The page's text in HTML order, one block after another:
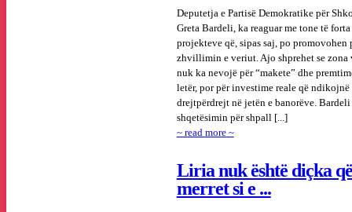
Deputetja e Partisë Demokratike për
Greta Bardeli, ka reaguar me tone të
projekteve që, sipas saj, po promovohen
zhvillimin e veriut. Ajo shprehet se zona
nuk ka nevojë për “makete” dhe
letër, por për investime reale që ndikojnë
drejtpërdrejt në jetën e banorëve. Bardeli
shqetësimin për shpall [...]
~ read more ~
Liria nuk është diçka që
merret si e ...